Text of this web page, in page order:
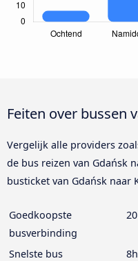
Feiten over bussen
Vergelijk alle providers
de bus reizen van Gdańsk
busticket van Gdańsk naar
Goedkoopste
busverbinding
Snelste bus